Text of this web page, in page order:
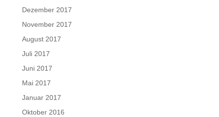
Dezember 2017
November 2017
August 2017
Juli 2017
Juni 2017
Mai 2017
Januar 2017
Oktober 2016